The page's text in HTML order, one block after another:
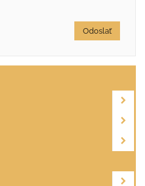
Odoslať